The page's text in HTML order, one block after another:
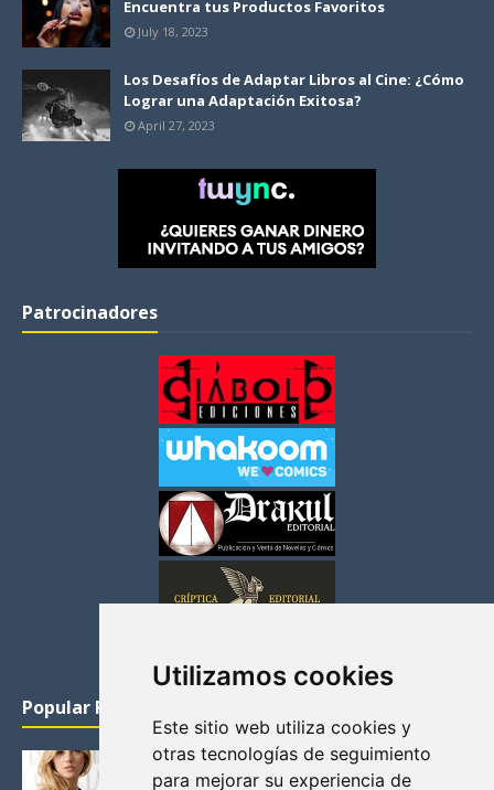
Utilizamos cookies
Este sitio web utiliza cookies y
otras tecnologías de seguimiento
para mejorar su experiencia de
Encuentra tus Productos Favoritos
July 18, 2023
Los Desafíos de Adaptar Libros al Cine: ¿Cómo
Lograr una Adaptación Exitosa?
April 27, 2023
Patrocinadores
Popular Posts
KATHERYN WINNICK: LA ACTRIZ MAS GUAPA DE
VIKINGOS